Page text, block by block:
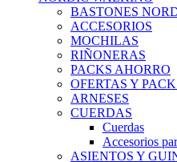
BASTONES
ACCESORIOS
MOCHILAS
RIÑONERAS
PACKS AHORRO
OFERTAS Y
ARNESES
CUERDAS
Cuerdas
Accesorios
ASIENTOS Y